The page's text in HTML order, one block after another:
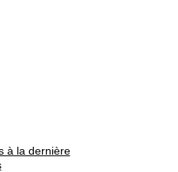
à la dernière